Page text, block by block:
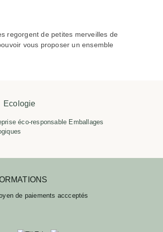
regorgent de petites merveilles de
vous proposer un ensemble
Ecologie
éco-responsable Emballages